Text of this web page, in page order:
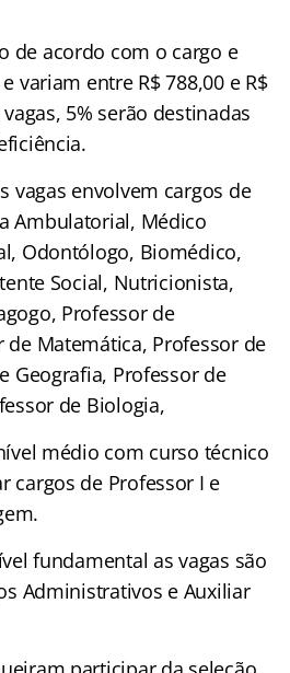
de acordo com o cargo e
variam entre R$ 788,00 e R$
5% serão destinadas
vagas envolvem cargos de
Ambulatorial, Médico
Odontólogo, Biomédico,
Social, Nutricionista,
Professor de
de Matemática, Professor de
Geografia, Professor de
de Biologia,
médio com curso técnico
cargos de Professor I e
fundamental as vagas são
Administrativos e Auxiliar